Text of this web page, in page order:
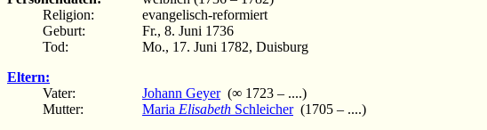
Religion:
evangelisch-reformiert
Geburt:
Fr., 8. Juni 1736
Tod:
Mo., 17. Juni 1782, Duisburg
Eltern:
Vater:
Johann Geyer(∞ 1723 – ....)
Mutter:
Maria Elisabeth Schleicher(1705 – ....)